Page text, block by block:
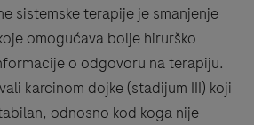
sistemske terapije je smanjenje
omogućava bolje hirurško
o odgovoru na terapiju.
karcinom dojke (stadijum III) koji
odnosno kod koga nije